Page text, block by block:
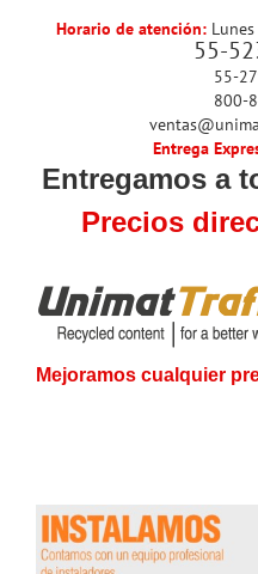
Horario de atención:
55-
55-
800-
Entrega
Entregamos a
Precios
Mejoramos cualquier